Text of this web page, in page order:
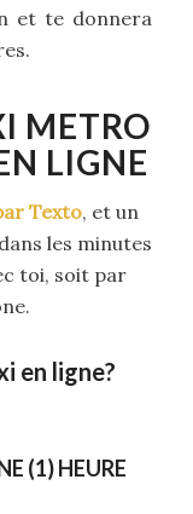
et te donnera
METRO
LIGNE
Texto, et un
les minutes
toi, soit par
en ligne?
(1) HEURE